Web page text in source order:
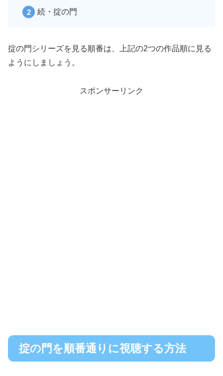
続・掟の門
掟の門シリーズを見る順番は、上記の2つの作品順に見る
ようにしましょう。
スポンサーリンク
掟の門を順番通りに視聴する方法